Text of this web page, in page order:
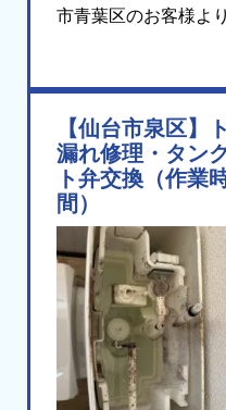
市青葉区のお客様よ
た。 現場にお伺い
きない状態 […]
【仙台市泉区】
漏れ修理・タン
ト弁交換（作業
間）